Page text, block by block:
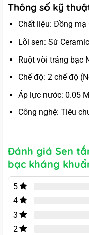
Thông số kỹ
Chất liệu: Đồng mạ
Lõi sen: Sứ Ceramic
Ruột vòi tráng bạc
Chế độ: 2 chế độ
Áp lực nước: 0.05
Công nghệ: Tiêu
Đánh giá Sen
bạc kháng
5
4
3
2